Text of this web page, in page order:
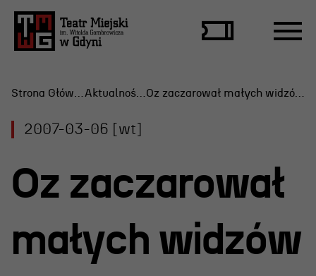
Scena Letnia
Bilety
Archiwum spektakli
2007-03-06 [wt]
Oz zaczarował
małych widzów